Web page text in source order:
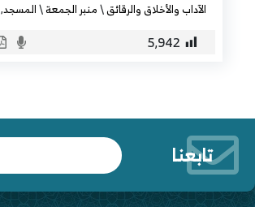
الآداب والأخلاق والرقائق\منبر الجمعة\المسجد,
5٬942
تابعنا